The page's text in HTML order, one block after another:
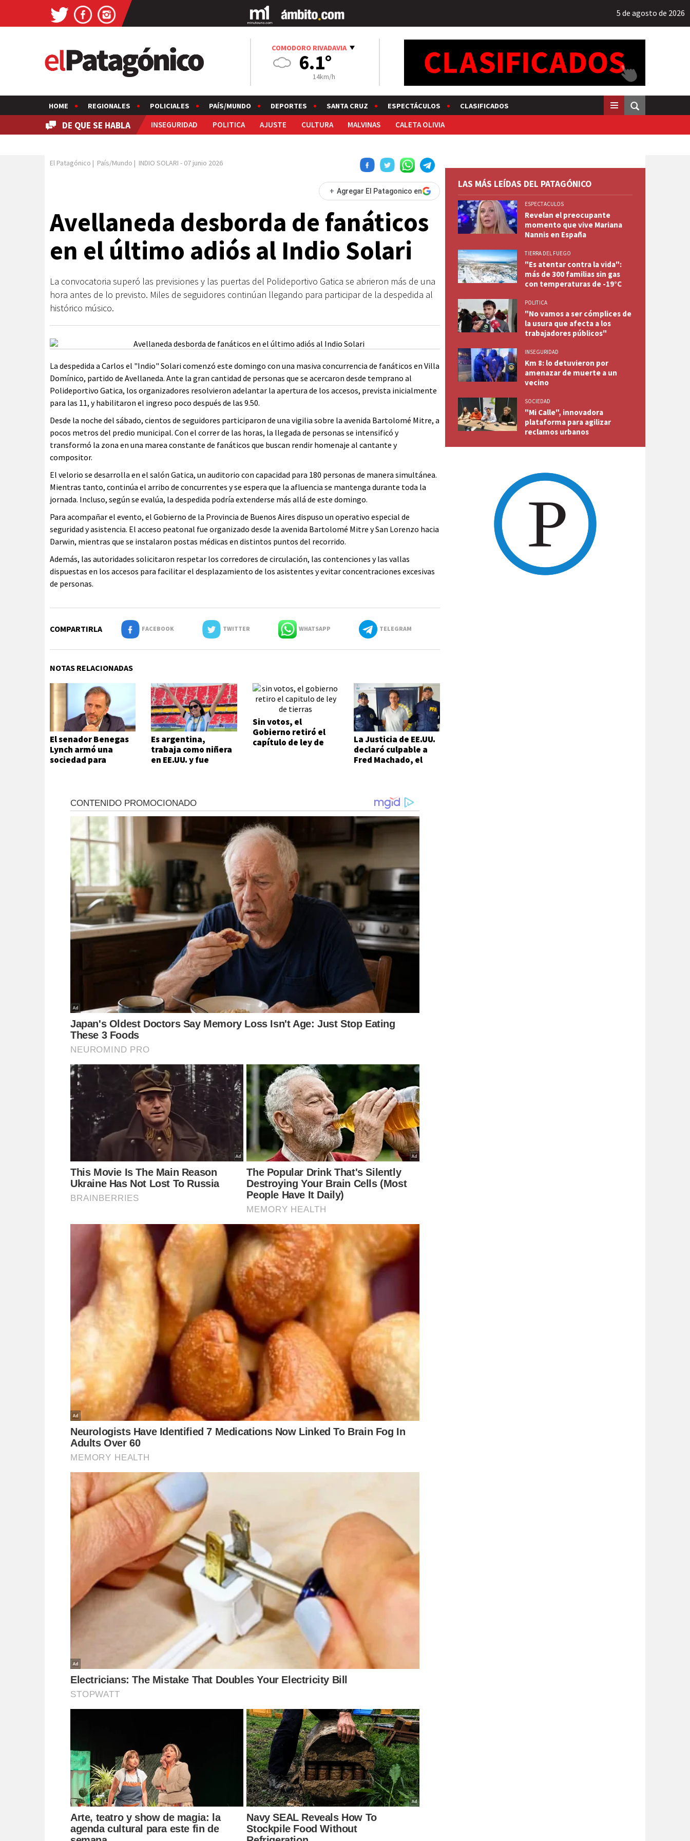
5 de agosto de 2026
COMODORO RIVADAVIA
6.1°
14km/h
HOME REGIONALES POLICIALES PAÍS/MUNDO DEPORTES SANTA CRUZ ESPECTÁCULOS CLASIFICADOS
DE QUE SE HABLA INSEGURIDAD POLITICA AJUSTE CULTURA MALVINAS CALETA OLIVIA
El Patagónico | País/Mundo | INDIO SOLARI - 07 junio 2026
+ Agregar El Patagonico en
Avellaneda desborda de fanáticos
en el último adiós al Indio Solari
La convocatoria superó las previsiones y las puertas del Polideportivo Gatica se abrieron más de una
hora antes de lo previsto. Miles de seguidores continúan llegando para participar de la despedida al
histórico músico.
La despedida a Carlos el "Indio" Solari comenzó este domingo con una masiva concurrencia de fanáticos en Villa
Domínico, partido de Avellaneda. Ante la gran cantidad de personas que se acercaron desde temprano al
Polideportivo Gatica, los organizadores resolvieron adelantar la apertura de los accesos, prevista inicialmente
para las 11, y habilitaron el ingreso poco después de las 9.50.
Desde la noche del sábado, cientos de seguidores participaron de una vigilia sobre la avenida Bartolomé Mitre, a
pocos metros del predio municipal. Con el correr de las horas, la llegada de personas se intensificó y
transformó la zona en una marea constante de fanáticos que buscan rendir homenaje al cantante y
compositor.
El velorio se desarrolla en el salón Gatica, un auditorio con capacidad para 180 personas de manera simultánea.
Mientras tanto, continúa el arribo de concurrentes y se espera que la afluencia se mantenga durante toda la
jornada. Incluso, según se evalúa, la despedida podría extenderse más allá de este domingo.
Para acompañar el evento, el Gobierno de la Provincia de Buenos Aires dispuso un operativo especial de
seguridad y asistencia. El acceso peatonal fue organizado desde la avenida Bartolomé Mitre y San Lorenzo hacia
Darwin, mientras que se instalaron postas médicas en distintos puntos del recorrido.
Además, las autoridades solicitaron respetar los corredores de circulación, las contenciones y las vallas
dispuestas en los accesos para facilitar el desplazamiento de los asistentes y evitar concentraciones excesivas
de personas.
COMPARTIRLA FACEBOOK TWITTER WHATSAPP TELEGRAM
NOTAS RELACIONADAS
El senador Benegas
Lynch armó una
sociedad para
Es argentina,
trabaja como niñera
en EE.UU. y fue
Sin votos, el
Gobierno retiró el
capítulo de ley de
La Justicia de EE.UU.
declaró culpable a
Fred Machado, el
LAS MÁS LEÍDAS DEL PATAGÓNICO
ESPECTACULOS
Revelan el preocupante
momento que vive Mariana
Nannis en España
TIERRA DEL FUEGO
"Es atentar contra la vida":
más de 300 familias sin gas
con temperaturas de -19°C
POLITICA
"No vamos a ser cómplices de
la usura que afecta a los
trabajadores públicos"
INSEGURIDAD
Km 8: lo detuvieron por
amenazar de muerte a un
vecino
SOCIEDAD
"Mi Calle", innovadora
plataforma para agilizar
reclamos urbanos